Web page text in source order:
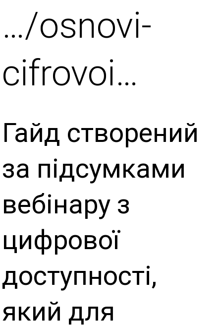
…/osnovi-
cifrovoi…
Гайд створений
за підсумками
вебінару з
цифрової
доступності,
який для